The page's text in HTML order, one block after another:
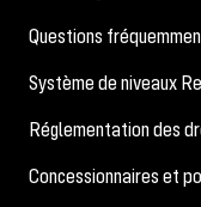
Questions
Système de niveaux
Réglementation des
Concessionnaires et